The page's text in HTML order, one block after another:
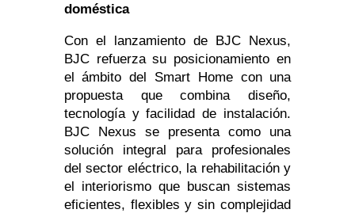
doméstica
Con el lanzamiento de BJC Nexus,
BJC refuerza su posicionamiento en
el ámbito del Smart Home con una
propuesta que combina diseño,
tecnología y facilidad de instalación.
BJC Nexus se presenta como una
solución integral para profesionales
del sector eléctrico, la rehabilitación y
el interiorismo que buscan sistemas
eficientes, flexibles y sin complejidad